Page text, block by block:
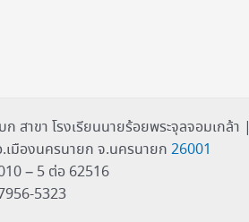
าขา โรงเรียนนายร้อยพระจุลจอมเกล้า |
มืองนครนายก จ.นครนายก 26001
– 5 ต่อ 62516
5323